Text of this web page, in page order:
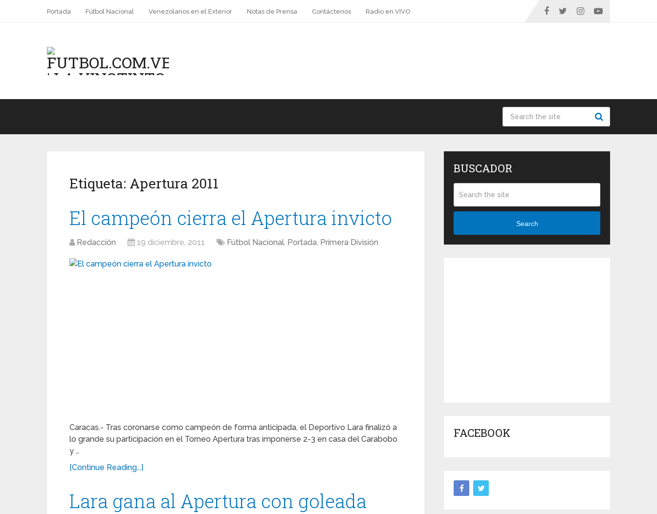
Portada Fútbol Nacional Venezolanos en el Exterior Notas de Prensa Contáctenos Radio en VIVO
Etiqueta: Apertura 2011
El campeón cierra el Apertura invicto
Redacción 19 diciembre, 2011 Fútbol Nacional, Portada, Primera División
Caracas.- Tras coronarse como campeón de forma anticipada, el Deportivo Lara finalizó a
lo grande su participación en el Torneo Apertura tras imponerse 2-3 en casa del Carabobo
y …
[Continue Reading...]
Lara gana al Apertura con goleada
BUSCADOR
Search
FACEBOOK